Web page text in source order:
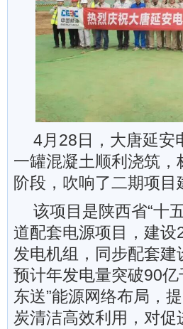
4月28日，大唐延安
一罐混凝土顺利浇筑
阶段，吹响了二期项目
该项目是陕西省“十
道配套电源项目，建
发电机组，同步配套
预计年发电量突破90
东送”能源网络布局，
炭清洁高效利用，对